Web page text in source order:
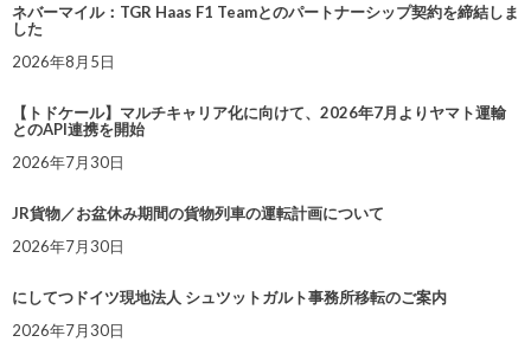
ネバーマイル：TGR Haas F1 Teamとのパートナーシップ契約を締結しま
した
2026年8月5日
【トドケール】マルチキャリア化に向けて、2026年7月よりヤマト運輸
とのAPI連携を開始
2026年7月30日
JR貨物／お盆休み期間の貨物列車の運転計画について
2026年7月30日
にしてつドイツ現地法人 シュツットガルト事務所移転のご案内
2026年7月30日